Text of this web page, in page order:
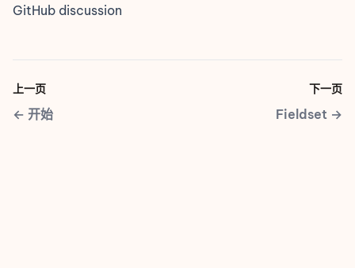
GitHub discussion
上一页
← 开始
下一页
Fieldset →